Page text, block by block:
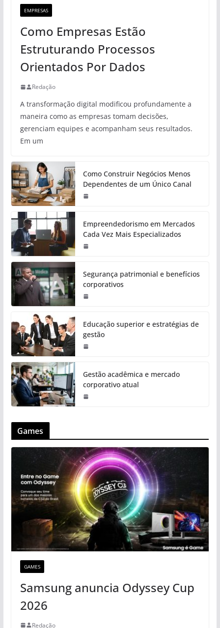
EMPRESAS
Como Empresas Estão
Estruturando Processos
Orientados Por Dados
Redação
A transformação digital modificou profundamente a
maneira como as empresas tomam decisões,
gerenciam equipes e acompanham seus resultados.
Em um
Como Construir Negócios Menos
Dependentes de um Único Canal
Empreendedorismo em Mercados
Cada Vez Mais Especializados
Segurança patrimonial e benefícios
corporativos
Educação superior e estratégias de
gestão
Gestão acadêmica e mercado
corporativo atual
Games
GAMES
Samsung anuncia Odyssey Cup
2026
Redação